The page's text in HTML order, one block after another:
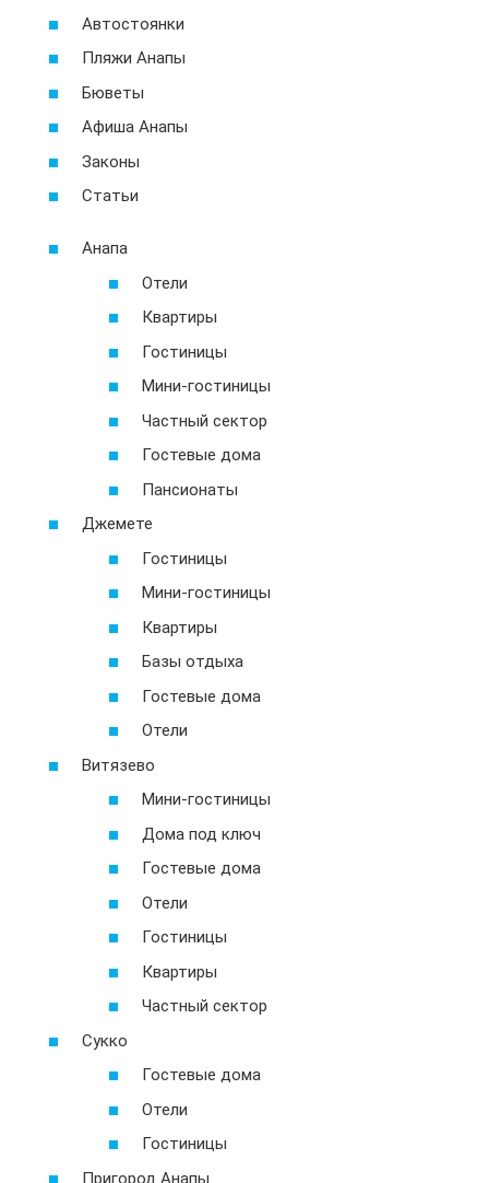
Автостоянки
Пляжи Анапы
Бюветы
Афиша Анапы
Законы
Статьи
Анапа
Отели
Квартиры
Гостиницы
Мини-гостиницы
Частный сектор
Гостевые дома
Пансионаты
Джемете
Гостиницы
Мини-гостиницы
Квартиры
Базы отдыха
Гостевые дома
Отели
Витязево
Мини-гостиницы
Дома под ключ
Гостевые дома
Отели
Гостиницы
Квартиры
Частный сектор
Сукко
Гостевые дома
Отели
Гостиницы
Пригород Анапы